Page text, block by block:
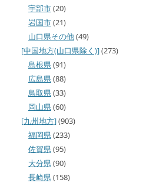
宇部市(20)
岩国市(21)
山口県その他(49)
[中国地方(山口県除く)](273)
島根県(91)
広島県(88)
鳥取県(33)
岡山県(60)
[九州地方](903)
福岡県(233)
佐賀県(95)
大分県(90)
長崎県(158)